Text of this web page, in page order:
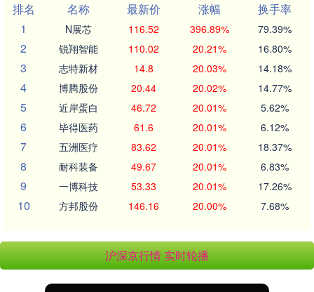
排名
名称 最新价 涨幅
换手率
1
N展芯 116.52 396.89% 79.39%
2 锐翔智能 110.02 20.21% 16.80%
3 志特新材 14.8 20.03% 14.18%
4 博腾股份 20.44 20.02% 14.77%
5 近岸蛋白 46.72 20.01% 5.62%
6 毕得医药 61.6 20.01% 6.12%
7 五洲医疗 83.62 20.01% 18.37%
8 耐科装备 49.67 20.01% 6.83%
9 一博科技 53.33 20.01% 17.26%
10 方邦股份 146.16 20.00% 7.68%
沪深京行情 实时轮播